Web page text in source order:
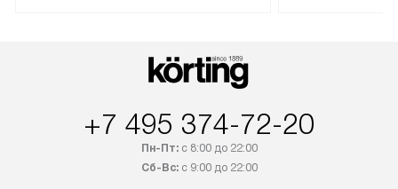
оплачивается дополнительно.
+7 495 374-72-20
Пн-Пт:с 8:00 до 22:00
Сб-Вс:с 9:00 до 22:00